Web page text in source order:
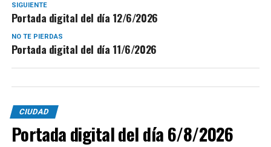
SIGUIENTE
Portada digital del día 12/6/2026
NO TE PIERDAS
Portada digital del día 11/6/2026
CIUDAD
Portada digital del día 6/8/2026